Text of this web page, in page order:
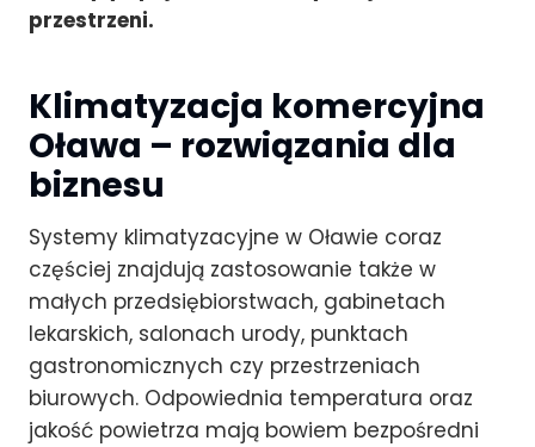
przestrzeni.
Klimatyzacja komercyjna
Oława – rozwiązania dla
biznesu
Systemy klimatyzacyjne w Oławie coraz
częściej znajdują zastosowanie także w
małych przedsiębiorstwach, gabinetach
lekarskich, salonach urody, punktach
gastronomicznych czy przestrzeniach
biurowych. Odpowiednia temperatura oraz
jakość powietrza mają bowiem bezpośredni